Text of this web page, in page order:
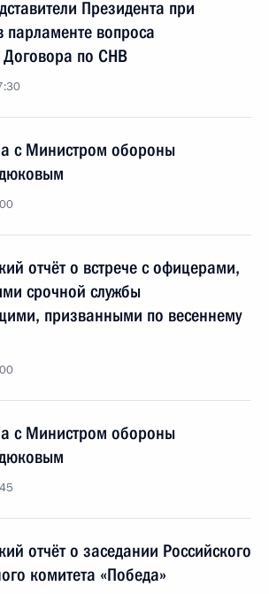
Президента при
парламенте вопроса
по СНВ
с Министром обороны
отчёт о встрече с офицерами,
срочной службы
призванными по весеннему
с Министром обороны
отчёт о заседании Российского
комитета «Победа»